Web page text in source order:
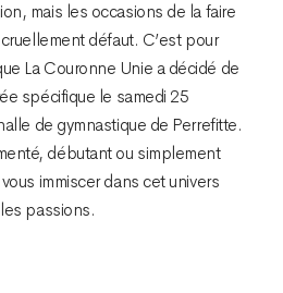
mais les occasions de la faire
défaut. C’est pour
La Couronne Unie a décidé de
spécifique le samedi 25
de gymnastique de Perrefitte.
débutant ou simplement
immiscer dans cet univers
passions.